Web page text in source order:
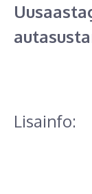
Lisainfo: